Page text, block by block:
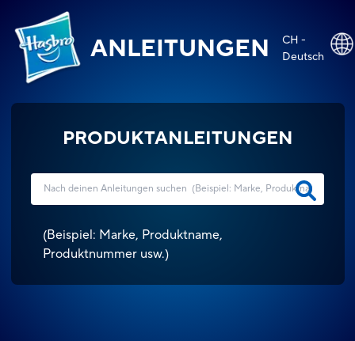
ANLEITUNGEN
CH -
Deutsch
PRODUKTANLEITUNGEN
(Beispiel: Marke, Produktname,
Produktnummer usw.)